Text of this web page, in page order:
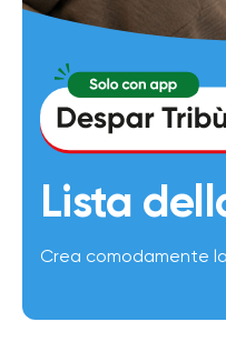
Lista
Crea comodamente